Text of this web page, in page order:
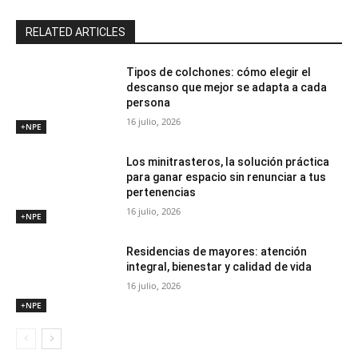
RELATED ARTICLES
+NPE
Tipos de colchones: cómo elegir el
descanso que mejor se adapta a cada
persona
16 julio, 2026
+NPE
Los minitrasteros, la solución práctica
para ganar espacio sin renunciar a tus
pertenencias
16 julio, 2026
+NPE
Residencias de mayores: atención
integral, bienestar y calidad de vida
16 julio, 2026